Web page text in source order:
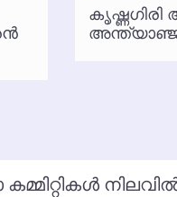
അനധികൃത